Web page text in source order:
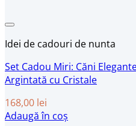
Idei de cadouri de nunta
Set Cadou Miri: Căni
Argintată cu Cristale
168,00 lei
Adaugă în coș